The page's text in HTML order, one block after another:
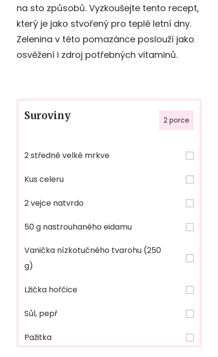
na sto způsobů. Vyzkoušejte tento recept,
který je jako stvořený pro teplé letní dny.
Zelenina v této pomazánce poslouží jako
osvěžení i zdroj potřebných vitaminů.
Suroviny 2 porce
2 středně velké mrkve
Kus celeru
2 vejce natvrdo
50 g nastrouhaného eidamu
Vanička nízkotučného tvarohu (250
g)
Lžička hořčice
Sůl, pepř
Pažitka